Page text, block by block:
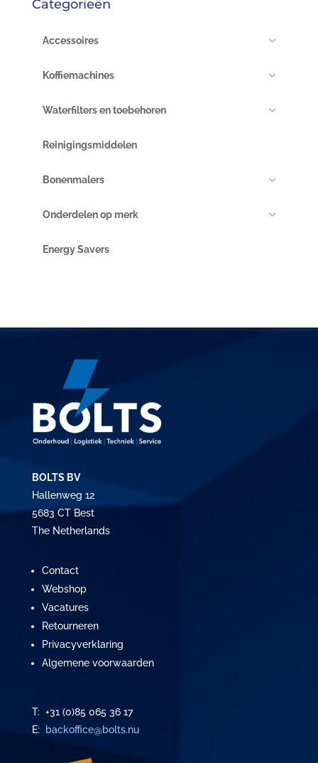
Categorieën
Accessoires
Koffiemachines
Waterfilters en toebehoren
Reinigingsmiddelen
Bonenmalers
Onderdelen op merk
Energy Savers
BOLTS BV
Hallenweg 12
5683 CT Best
The Netherlands
Contact
Webshop
Vacatures
Retourneren
Privacyverklaring
Algemene voorwaarden
T: +31 (0)85 065 36 17
E:
backoffice@bolts.nu